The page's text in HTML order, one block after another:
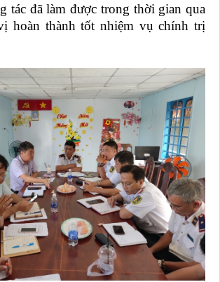
tác đã làm được trong thời gian qua
hoàn thành tốt nhiệm vụ chính trị